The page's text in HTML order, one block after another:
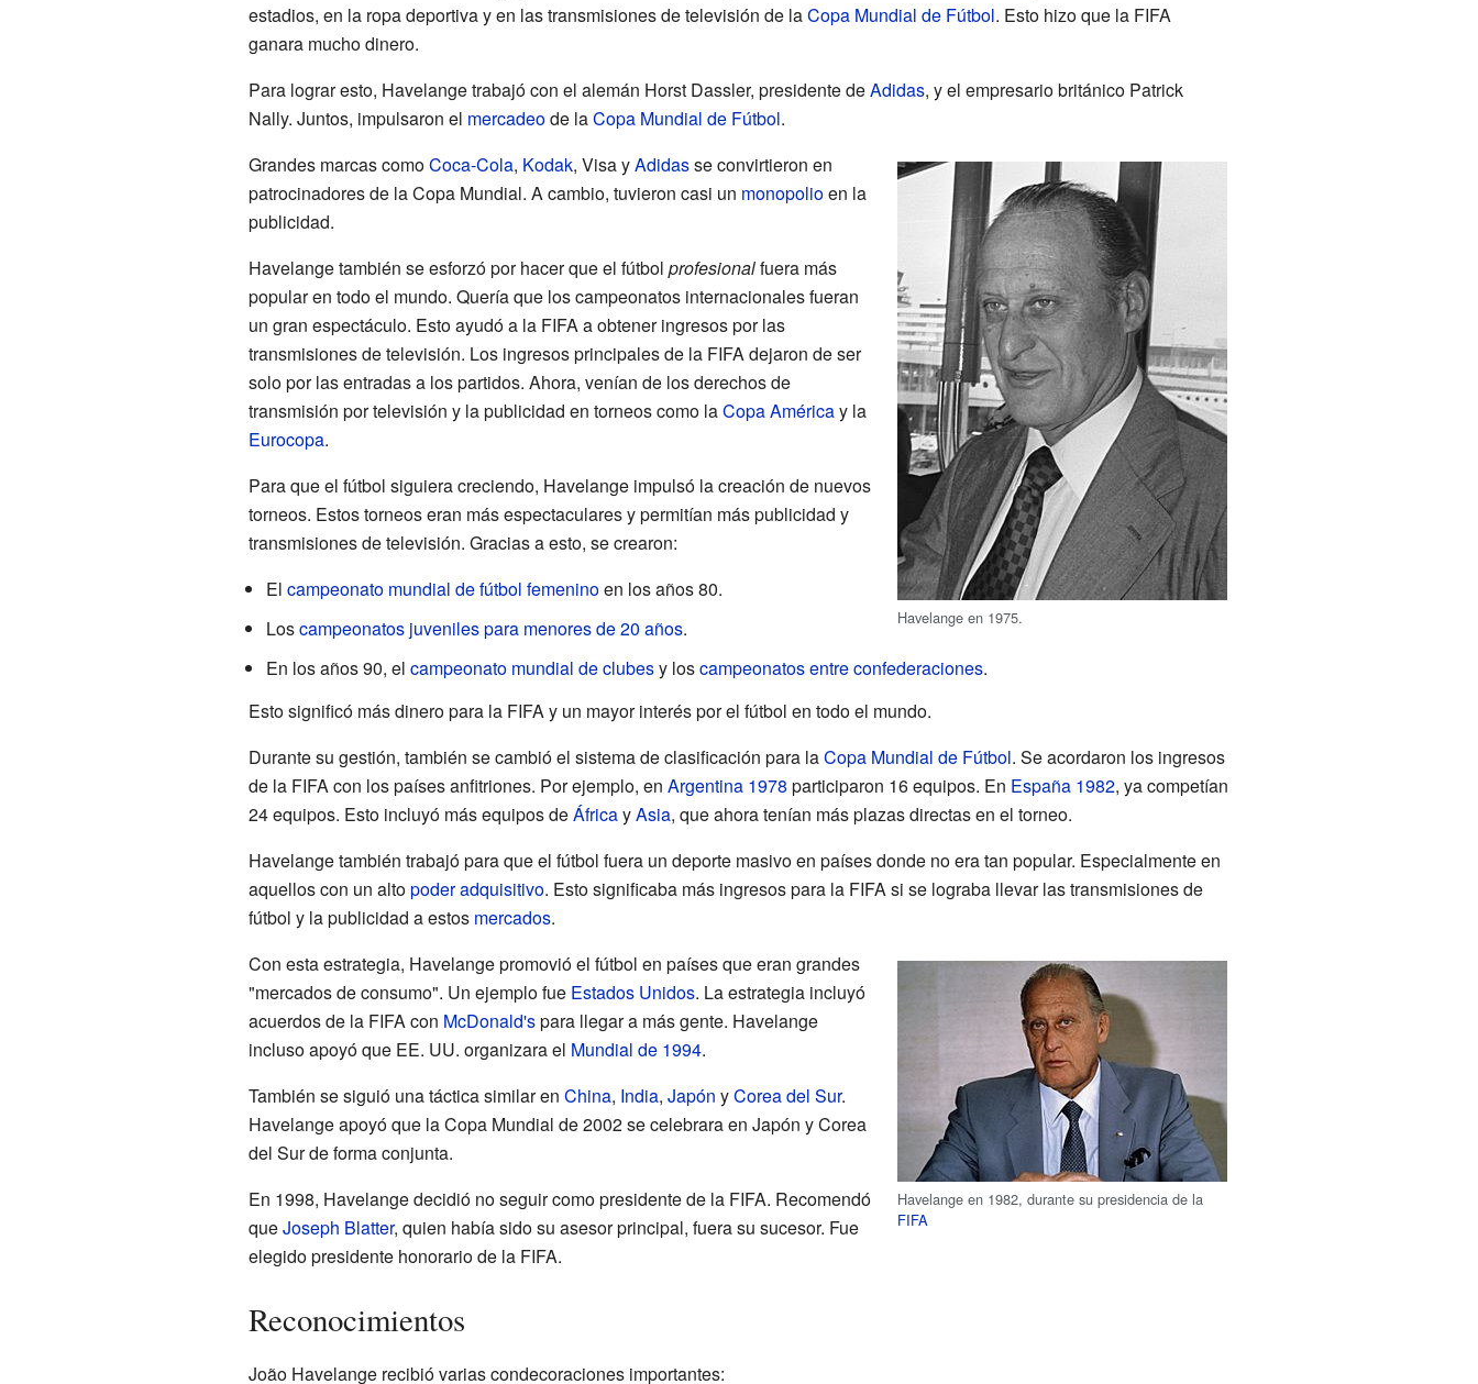
estadios, en la ropa deportiva y en las transmisiones de televisión de laCopa Mundial de Fútbol. Esto hizo que la FIFA
ganara mucho dinero.
Para lograr esto, Havelange trabajó con el alemán Horst Dassler, presidente deAdidas, y el empresario británico Patrick
Nally. Juntos, impulsaron el mercadeode laCopa Mundial de Fútbol.
Havelange en 1975.
Grandes marcas comoCoca-Cola, Kodak, Visa yAdidasse convirtieron en
patrocinadores de la Copa Mundial. A cambio, tuvieron casi un monopolioen la
publicidad.
Havelange también se esforzó por hacer que el fútbol profesionalfuera más
popular en todo el mundo. Quería que los campeonatos internacionales fueran
un gran espectáculo. Esto ayudó a la FIFA a obtener ingresos por las
transmisiones de televisión. Los ingresos principales de la FIFA dejaron de ser
solo por las entradas a los partidos. Ahora, venían de los derechos de
transmisión por televisión y la publicidad en torneos como laCopa Américay la
Eurocopa.
Para que el fútbol siguiera creciendo, Havelange impulsó la creación de nuevos
torneos. Estos torneos eran más espectaculares y permitían más publicidad y
transmisiones de televisión. Gracias a esto, se crearon:
El campeonato mundial de fútbol femeninoen los años 80.
Loscampeonatos juveniles para menores de 20 años.
En los años 90, el campeonato mundial de clubesy loscampeonatos entre confederaciones.
Esto significó más dinero para la FIFA y un mayor interés por el fútbol en todo el mundo.
Durante su gestión, también se cambió el sistema de clasificación para laCopa Mundial de Fútbol. Se acordaron los ingresos
de la FIFA con los países anfitriones. Por ejemplo, en Argentina 1978 participaron 16 equipos. En España 1982, ya competían
24 equipos. Esto incluyó más equipos deÁfricayAsia, que ahora tenían más plazas directas en el torneo.
Havelange también trabajó para que el fútbol fuera un deporte masivo en países donde no era tan popular. Especialmente en
aquellos con un altopoder adquisitivo. Esto significaba más ingresos para la FIFA si se lograba llevar las transmisiones de
fútbol y la publicidad a estos mercados.
Havelange en 1982, durante su presidencia de la
FIFA
Con esta estrategia, Havelange promovió el fútbol en países que eran grandes
"mercados de consumo". Un ejemplo fue Estados Unidos. La estrategia incluyó
acuerdos de la FIFA con McDonald'spara llegar a más gente. Havelange
incluso apoyó que EE. UU. organizara el Mundial de 1994.
También se siguió una táctica similar en China, India, Japón yCorea del Sur.
Havelange apoyó que la Copa Mundial de 2002 se celebrara en Japón y Corea
del Sur de forma conjunta.
En 1998, Havelange decidió no seguir como presidente de la FIFA. Recomendó
queJoseph Blatter, quien había sido su asesor principal, fuera su sucesor. Fue
elegido presidente honorario de la FIFA.
Reconocimientos
João Havelange recibió varias condecoraciones importantes: